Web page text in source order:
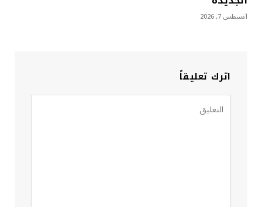
أغسطس 7, 2026
اترك تعليقاً